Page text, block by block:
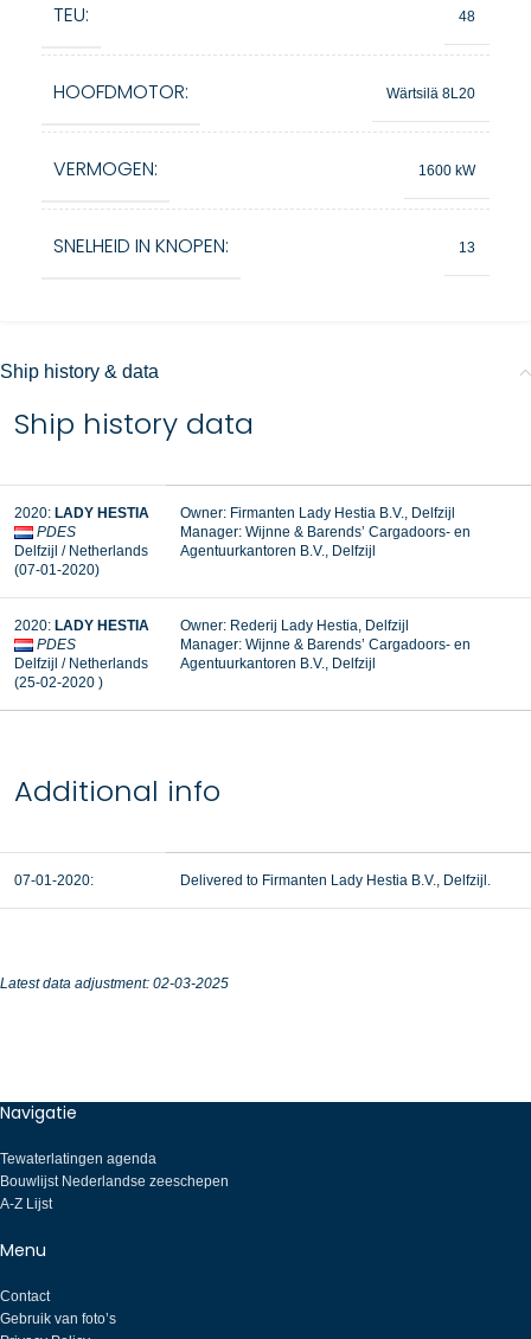
TEU: 48
HOOFDMOTOR: Wärtsilä 8L20
VERMOGEN: 1600 kW
SNELHEID IN KNOPEN: 13
Ship history & data
Ship history data
2020: LADY HESTIA
PDES
Delfzijl / Netherlands
(07-01-2020)
Owner: Firmanten Lady Hestia B.V., Delfzijl
Manager: Wijnne & Barends’ Cargadoors- en
Agentuurkantoren B.V., Delfzijl
2020: LADY HESTIA
PDES
Delfzijl / Netherlands
(25-02-2020 )
Owner: Rederij Lady Hestia, Delfzijl
Manager: Wijnne & Barends’ Cargadoors- en
Agentuurkantoren B.V., Delfzijl
Additional info
07-01-2020: Delivered to Firmanten Lady Hestia B.V., Delfzijl.
Latest data adjustment: 02-03-2025
Navigatie
Tewaterlatingen agenda
Bouwlijst Nederlandse zeeschepen
A-Z Lijst
Menu
Contact
Gebruik van foto’s